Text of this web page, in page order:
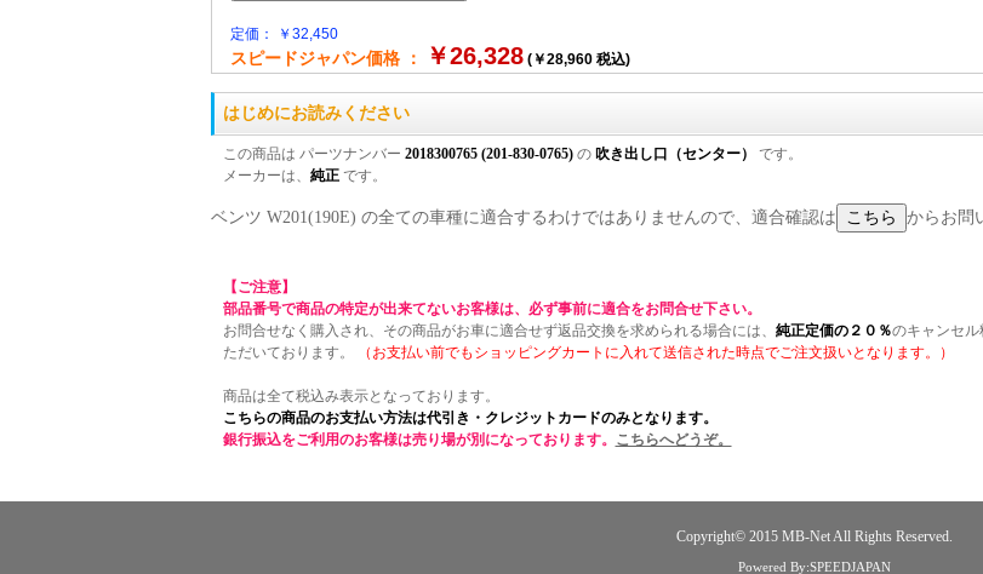
定価： ￥32,450
スピードジャパン価格 ： ￥26,328(￥28,960 税込)
はじめにお読みください
この商品は パーツナンバー 2018300765 (201-830-0765)の 吹き出し口（センター）
です。
メーカーは、 純正です。
ベンツ W201(190E) の全ての車種に適合するわけではありませんので、適合確認は からお問
【ご注意】
部品番号で商品の特定が出来てないお客様は、必ず事前に適合をお問合せ下さい。
お問合せなく購入され、その商品がお車に適合せず返品交換を求められる場合には、 純正定価の２０％のキャンセ
ただいております。
（お支払い前でもショッピングカートに入れて送信された時点でご注文扱いとなります。）
商品は全て税込み表示となっております。
こちらの商品のお支払い方法は代引き・クレジットカードのみとなります。
銀行振込をご利用のお客様は売り場が別になっております。 こちらへどうぞ。
Copyright© 2015 MB-NetAll Rights Reserved.
Powered By:SPEEDJAPAN